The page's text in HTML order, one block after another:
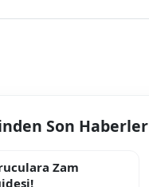
Son Haberler
Zam